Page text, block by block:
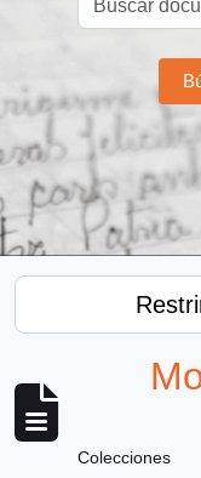
Colecciones